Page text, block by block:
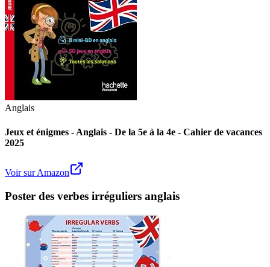
Anglais
Jeux et énigmes - Anglais - De la 5e à la 4e - Cahier de vacances
2025
Voir sur Amazon
Poster des verbes irréguliers anglais